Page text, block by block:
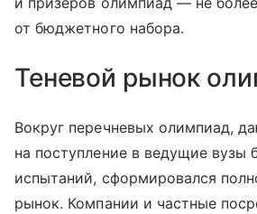
от бюджетного набора.
Теневой рынок
Вокруг перечневых олимпиад,
на поступление в ведущие вузы
испытаний, сформировался
рынок. Компании и частные